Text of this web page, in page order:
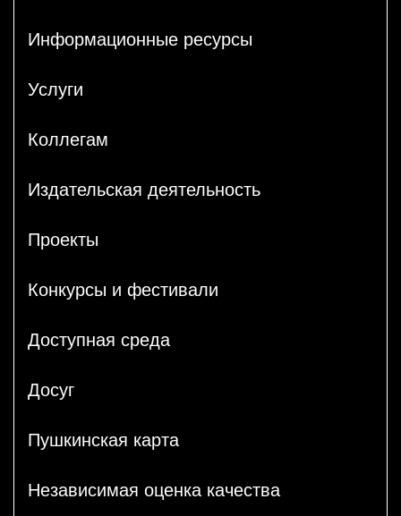
Информационные ресурсы
Услуги
Коллегам
Издательская деятельность
Проекты
Конкурсы и фестивали
Доступная среда
Досуг
Пушкинская карта
Независимая оценка качества